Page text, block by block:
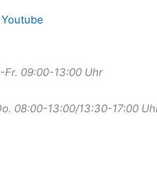
Youtube
09:00-13:00 Uhr
08:00-13:00/13:30-17:00